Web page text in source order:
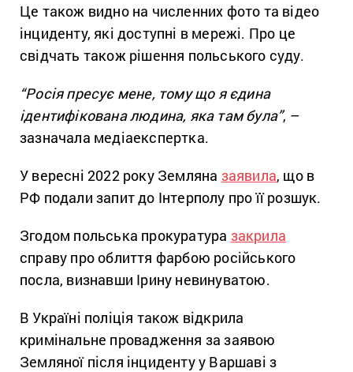
Це також видно на численних фото та відео
інциденту, які доступні в мережі. Про це
свідчать також рішення польського суду.
“Росія пресує мене, тому що я єдина
ідентифікована людина, яка там була”, –
зазначала медіаекспертка.
У вересні 2022 року Земляна заявила, що в
РФ подали запит до Інтерполу про її розшук.
Згодом польська прокуратура закрила
справу про облиття фарбою російського
посла, визнавши Ірину невинуватою.
В Україні поліція також відкрила
кримінальне провадження за заявою
Земляної після інциденту у Варшаві з